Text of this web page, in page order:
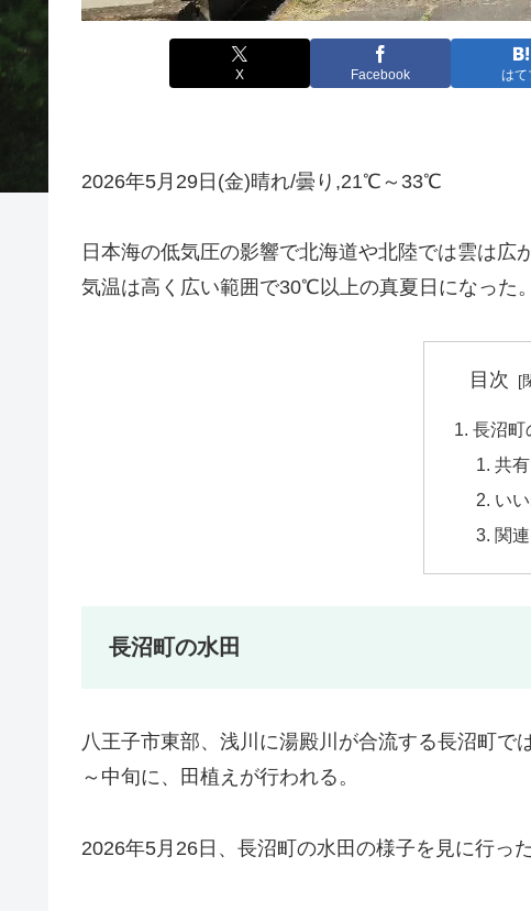
X Facebook はて
2026年5月29日(金)晴れ/曇り,21℃～33℃
日本海の低気圧の影響で北海道や北陸では雲は
気温は高く広い範囲で30℃以上の真夏日になった。
目次
長沼町
共
い
関連
長沼町の水田
八王子市東部、浅川に湯殿川が合流する長沼町
～中旬に、田植えが行われる。
2026年5月26日、長沼町の水田の様子を見に行った